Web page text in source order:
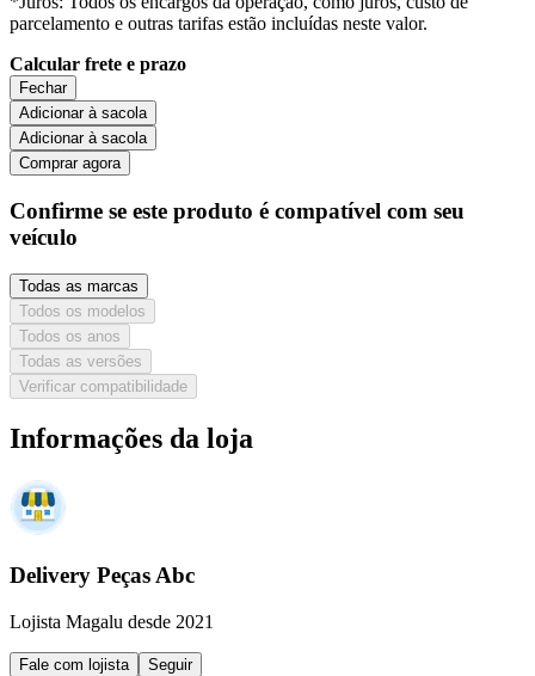
parcelamento e outras tarifas estão incluídas neste valor.
Calcular frete e prazo
Fechar
Adicionar à sacola
Adicionar à sacola
Comprar agora
Confirme se este produto é compatível com seu
veículo
Todas as marcas
Todos os modelos
Todos os anos
Todas as versões
Verificar compatibilidade
Informações da loja
Delivery Peças Abc
Lojista Magalu desde 2021
Fale com lojista Seguir